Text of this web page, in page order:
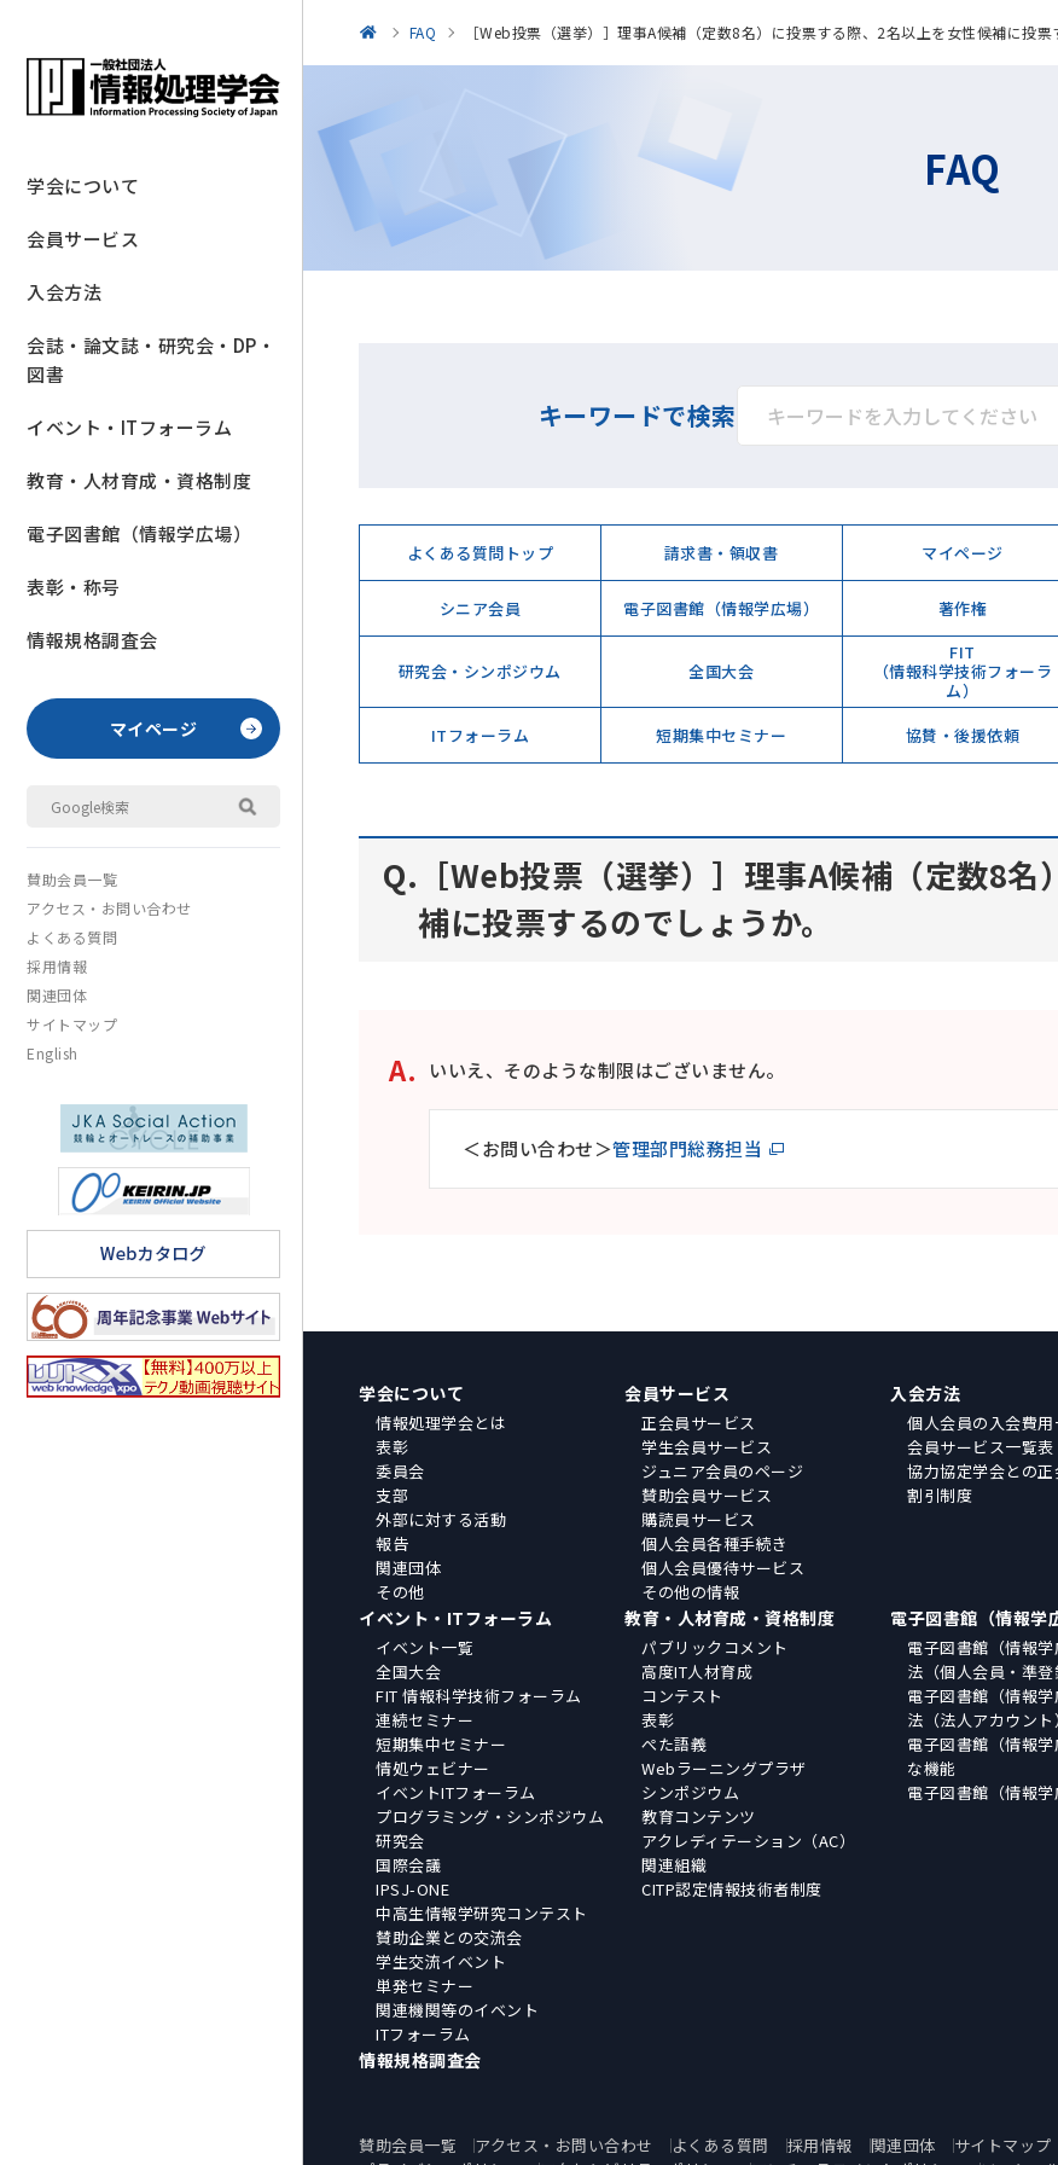
学会について
会員サービス
入会方法
会誌・論文誌・研究会・DP・
図書
イベント・ITフォーラム
教育・人材育成・資格制度
電子図書館（情報学広場）
表彰・称号
情報規格調査会
マイページ
賛助会員一覧
アクセス・お問い合わせ
よくある質問
採用情報
関連団体
サイトマップ
English
FAQ ［Web投票（選挙）］理事A候補（定数8名）に投票する際、2名以上を女性候補に投票
FAQ
キーワードで検索
よくある質問トップ 請求書・領収書 マイページ
シニア会員 電子図書館（情報学広場） 著作権
研究会・シンポジウム 全国大会
FIT
（情報科学技術フォーラ
ム）
ITフォーラム 短期集中セミナー 協賛・後援依頼
［Web投票（選挙）］理事A候補（定数8
補に投票するのでしょうか。
いいえ、そのような制限はございません。
＜お問い合わせ＞管理部門総務担当
学会について
情報処理学会とは
表彰
委員会
支部
外部に対する活動
報告
関連団体
その他
会員サービス
正会員サービス
学生会員サービス
ジュニア会員のページ
賛助会員サービス
購読員サービス
個人会員各種手続き
個人会員優待サービス
その他の情報
入会方法
個人会員の入会費用
会員サービス一覧表
協力協定学会との
割引制度
イベント・ITフォーラム
イベント一覧
全国大会
FIT 情報科学技術フォーラム
連続セミナー
短期集中セミナー
情処ウェビナー
イベントITフォーラム
プログラミング・シンポジウム
研究会
国際会議
IPSJ-ONE
中高生情報学研究コンテスト
賛助企業との交流会
学生交流イベント
単発セミナー
関連機関等のイベント
ITフォーラム
教育・人材育成・資格制度
パブリックコメント
高度IT人材育成
コンテスト
表彰
ぺた語義
Webラーニングプラザ
シンポジウム
教育コンテンツ
アクレディテーション（AC）
関連組織
CITP認定情報技術者制度
電子図書館（情報学
電子図書館（情報
法（個人会員・準登
電子図書館（情報
法（法人アカウント）
電子図書館（情報
な機能
電子図書館（情報学
情報規格調査会
賛助会員一覧 アクセス・お問い合わせ よくある質問 採用情報 関連団体 サイトマップ